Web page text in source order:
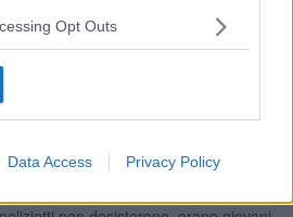
Opt Outs
Data Access Privacy Policy
sceso dal bus si avviò verso Valle Giulia
lo portasse allo zoo. Successe tutto in
rimasero in mezzo a un carosello
certo punto vi fu la carica di
con cappotto lungo e moschetto.
si trovarono, senza riconoscersi,
della celere. Quattro poliziotti